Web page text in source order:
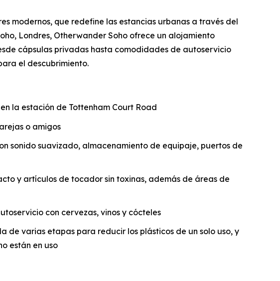
modernos, que redefine las estancias urbanas a través del
Londres, Otherwander Soho ofrece un alojamiento
cápsulas privadas hasta comodidades de autoservicio
el descubrimiento.
la estación de Tottenham Court Road
o amigos
sonido suavizado, almacenamiento de equipaje, puertos de
y artículos de tocador sin toxinas, además de áreas de
con cervezas, vinos y cócteles
varias etapas para reducir los plásticos de un solo uso, y
están en uso